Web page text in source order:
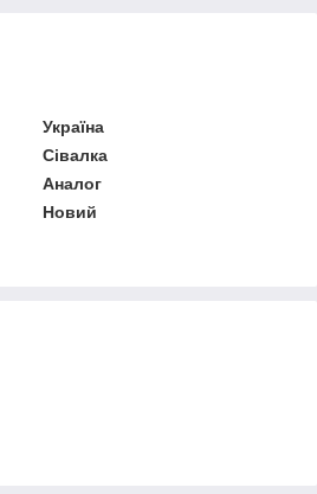
Україна
Сівалка
Аналог
Новий